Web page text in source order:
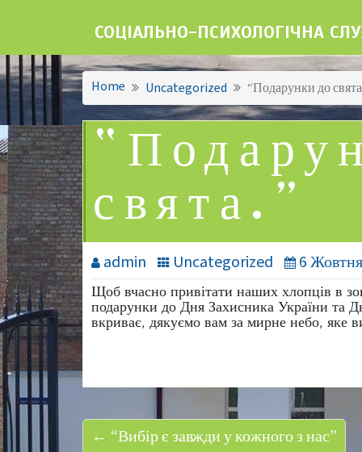
СОЦІАЛЬНО-ПСИХОЛОГІЧНА
Home Uncategorized “Подарунки до
свята.”
admin Uncategorized 6
Щоб вчасно привітати наших хлопців в
подарунки до Дня Захисника України та
вкриває, дякуємо вам за мирне небо, яке
← “Вибір є завжди у кожного з нас”